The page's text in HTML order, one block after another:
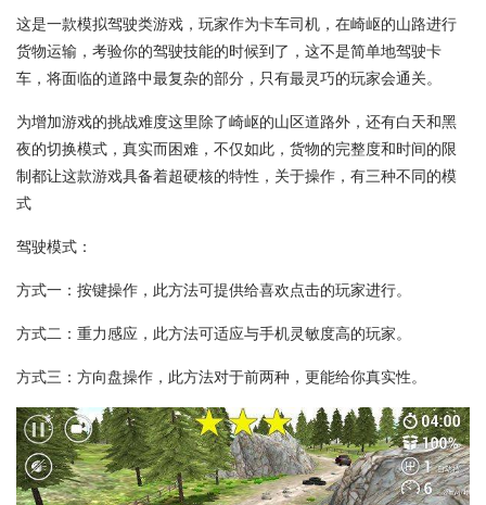
这是一款模拟驾驶类游戏，玩家作为卡车司机，在崎岖的山路进行
货物运输，考验你的驾驶技能的时候到了，这不是简单地驾驶卡
车，将面临的道路中最复杂的部分，只有最灵巧的玩家会通关。
为增加游戏的挑战难度这里除了崎岖的山区道路外，还有白天和黑
夜的切换模式，真实而困难，不仅如此，货物的完整度和时间的限
制都让这款游戏具备着超硬核的特性，关于操作，有三种不同的模
式
驾驶模式：
方式一：按键操作，此方法可提供给喜欢点击的玩家进行。
方式二：重力感应，此方法可适应与手机灵敏度高的玩家。
方式三：方向盘操作，此方法对于前两种，更能给你真实性。